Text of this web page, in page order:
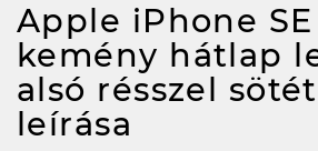
Apple iPhone SE
kemény hátlap
alsó résszel
leírása